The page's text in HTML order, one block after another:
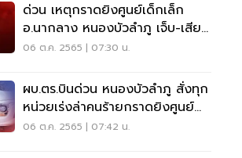
ด่วน เหตุกราดยิงศูนย์เด็กเล็ก
อ.นากลาง หนองบัวลำภู เจ็บ-เสีย
ชีวิตจำนวนมาก
06 ต.ค. 2565 | 07:30 น.
ผบ.ตร.บินด่วน หนองบัวลำภู สั่งทุก
หน่วยเร่งล่าคนร้ายกราดยิงศูนย์
เด็กเล็ก
06 ต.ค. 2565 | 07:42 น.